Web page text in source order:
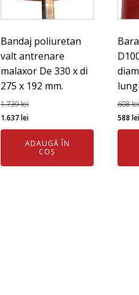
Bandaj poliuretan
valt antrenare
malaxor De 330 x di
275 x 192 mm.
1.739lei
Prețul
inițial
1.637leiPrețul
curent
este:
ADAUGĂ ÎN
COȘ
608lei
Prețul
588 lei